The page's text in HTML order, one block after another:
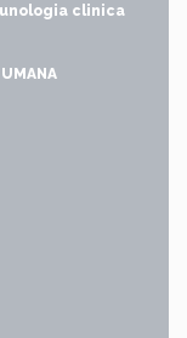
clinica